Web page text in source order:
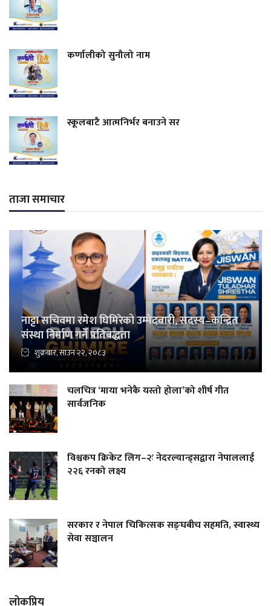
कर्णालीको सुनौलो नाम
स्कूलबाटै आत्मनिर्भर बनाउने सर
ताजा समाचार
नाट्टा सचिवमा रमेश घिमिरेको उम्मेदवारी, सदस्य–केन्द्रित
संस्था निर्माण गर्ने प्रतिबद्धता
शुक्रबार, साउन २२, २०८३
चलचित्र ‘माया भनेकै यस्तो होला’को शीर्ष गीत
सार्वजनिक
विश्वकप क्रिकेट लिग–२ः नेदरल्यान्ड्सद्वारा नेपाललाई
२२६ रनको लक्ष्य
सरकार र नेपाल चिकित्सक सङ्घबीच सहमति, स्वास्थ्य
सेवा सञ्चालन